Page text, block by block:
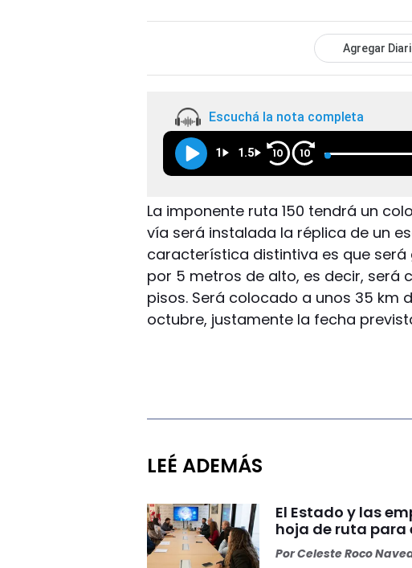
Agregar
Escuchá la nota completa
1 1.5 10 10
La imponente ruta 150 tendrá un
vía será instalada la réplica de un
característica distintiva es que será
por 5 metros de alto, es decir, será
pisos. Será colocado a unos 35 km
octubre, justamente la fecha
LEÉ ADEMÁS
El Estado y las
hoja de ruta para
PorCeleste Roco